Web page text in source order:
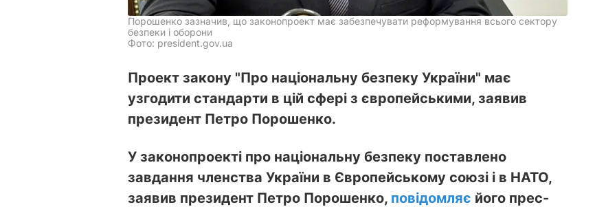
Порошенко зазначив, що законопроект має забезпечувати реформування всього сектору
безпеки і оборони
Фото: president.gov.ua
Проект закону "Про національну безпеку України" має
узгодити стандарти в цій сфері з європейськими, заявив
президент Петро Порошенко.
У законопроекті про національну безпеку поставлено
завдання членства України в Європейському союзі і в НАТО,
заявив президент Петро Порошенко, повідомляє його прес-